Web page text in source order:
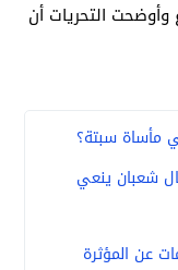
وأوضحت التحريات أن
مأساة سبتة؟
شعبان ينعي
عن المؤثرة